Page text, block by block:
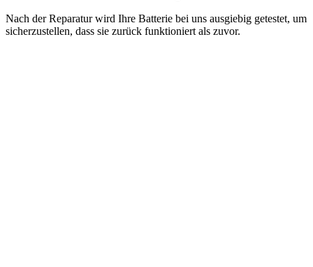
Nach der Reparatur wird Ihre Batterie bei uns ausgiebig getestet, um
sicherzustellen, dass sie zurück funktioniert als zuvor.